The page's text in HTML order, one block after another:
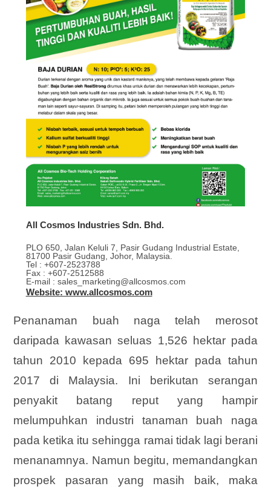
All Cosmos Industries Sdn. Bhd.
PLO 650, Jalan Keluli 7, Pasir Gudang Industrial Estate,
81700 Pasir Gudang, Johor, Malaysia.
Tel : +607-2523788
Fax : +607-2512588
E-mail : sales_marketing@allcosmos.com
Website: www.allcosmos.com
Penanaman buah naga telah merosot
daripada kawasan seluas 1,526 hektar pada
tahun 2010 kepada 695 hektar pada tahun
2017 di Malaysia. Ini berikutan serangan
penyakit batang reput yang hampir
melumpuhkan industri tanaman buah naga
pada ketika itu sehingga ramai tidak lagi berani
menanamnya. Namun begitu, memandangkan
prospek pasaran yang masih baik, maka